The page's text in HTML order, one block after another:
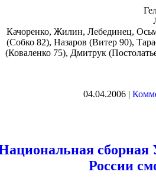
Качоренко, Жилин, Лебединец,
(Собко 82), Назаров (Витер 90),
(Коваленко 75), Дмитрук
04.04.2006 |
России